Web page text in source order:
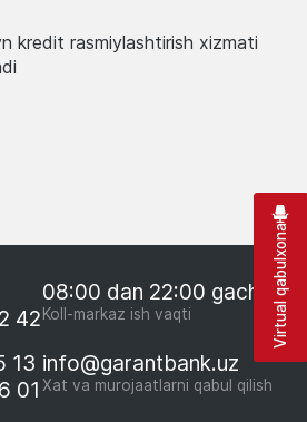
kredit rasmiylashtirish xizmati
42
08:00 dan 22:00 gacha
Koll-markaz ish vaqti
13
01
info@garantbank.uz
Xat va murojaatlarni qabul qilish
Virtual qabulxona